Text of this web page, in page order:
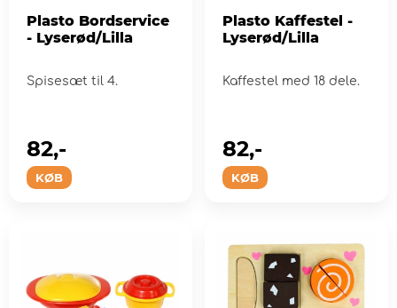
Plasto Bordservice
- Lyserød/Lilla
Spisesæt til 4.
KØB
82,-
Plasto Kaffestel -
Lyserød/Lilla
Kaffestel med 18 dele.
KØB
82,-